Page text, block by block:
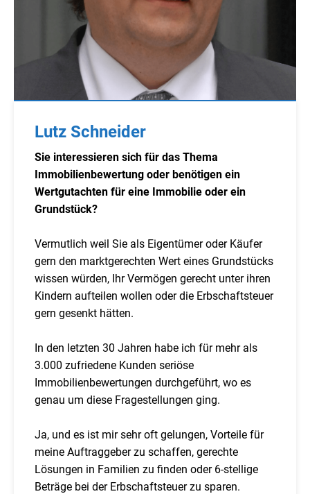
Lutz Schneider
Sie interessieren sich für das Thema
Immobilienbewertung oder benötigen ein
Wertgutachten für eine Immobilie oder ein
Grundstück?
Vermutlich weil Sie als Eigentümer oder Käufer
gern den marktgerechten Wert eines Grundstücks
wissen würden, Ihr Vermögen gerecht unter ihren
Kindern aufteilen wollen oder die Erbschaftsteuer
gern gesenkt hätten.
In den letzten 30 Jahren habe ich für mehr als
3.000 zufriedene Kunden seriöse
Immobilienbewertungen durchgeführt, wo es
genau um diese Fragestellungen ging.
Ja, und es ist mir sehr oft gelungen, Vorteile für
meine Auftraggeber zu schaffen, gerechte
Lösungen in Familien zu finden oder 6-stellige
Beträge bei der Erbschaftsteuer zu sparen.